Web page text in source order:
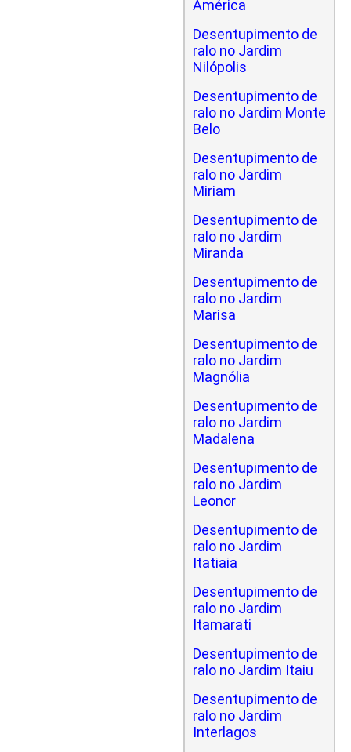
América
Desentupimento de
ralo no Jardim
Nilópolis
Desentupimento de
ralo no Jardim Monte
Belo
Desentupimento de
ralo no Jardim
Miriam
Desentupimento de
ralo no Jardim
Miranda
Desentupimento de
ralo no Jardim
Marisa
Desentupimento de
ralo no Jardim
Magnólia
Desentupimento de
ralo no Jardim
Madalena
Desentupimento de
ralo no Jardim
Leonor
Desentupimento de
ralo no Jardim
Itatiaia
Desentupimento de
ralo no Jardim
Itamarati
Desentupimento de
ralo no Jardim Itaiu
Desentupimento de
ralo no Jardim
Interlagos